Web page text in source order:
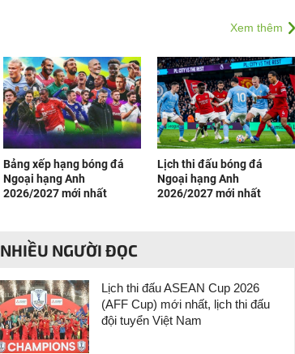
Xem thêm
Bảng xếp hạng bóng đá
Ngoại hạng Anh
2026/2027 mới nhất
Lịch thi đấu bóng đá
Ngoại hạng Anh
2026/2027 mới nhất
NHIỀU NGƯỜI ĐỌC
Lịch thi đấu ASEAN Cup 2026
(AFF Cup) mới nhất, lịch thi đấu
đội tuyển Việt Nam